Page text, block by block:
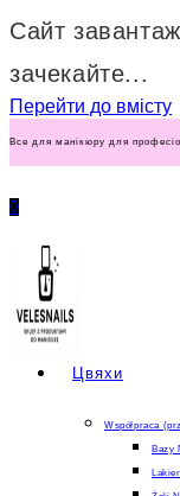
Сайт
зачекайте...
Перейти до вмісту
Все для манікюру для
0
Цвяхи
Współpraca
Bazy